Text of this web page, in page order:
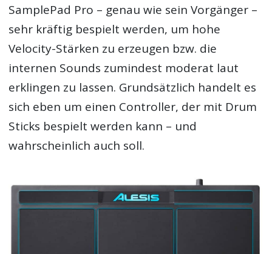
SamplePad Pro – genau wie sein Vorgänger –
sehr kräftig bespielt werden, um hohe
Velocity-Stärken zu erzeugen bzw. die
internen Sounds zumindest moderat laut
erklingen zu lassen. Grundsätzlich handelt es
sich eben um einen Controller, der mit Drum
Sticks bespielt werden kann – und
wahrscheinlich auch soll.